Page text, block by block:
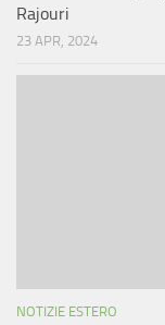
Rajouri
23 APR, 2024
NOTIZIE ESTERO